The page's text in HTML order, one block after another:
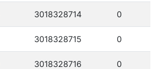
3018328714 0
3018328715 0
3018328716 0